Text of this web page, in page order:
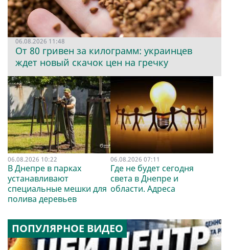
06.08.2026 11:48
От 80 гривен за килограмм: украинцев
ждет новый скачок цен на гречку
06.08.2026 10:22
В Днепре в парках
устанавливают
специальные мешки для
полива деревьев
06.08.2026 07:11
Где не будет сегодня
света в Днепре и
области. Адреса
ПОПУЛЯРНОЕ ВИДЕО